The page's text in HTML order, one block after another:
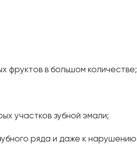
фруктов в большом количестве;
участков зубной эмали;
ряда и даже к нарушению